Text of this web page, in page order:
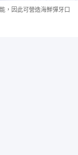
，因此可營造海鮮彈牙口